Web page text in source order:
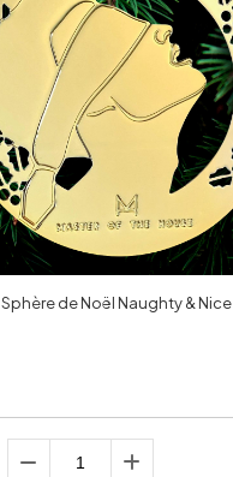
Sphère de Noël Naughty & Nice